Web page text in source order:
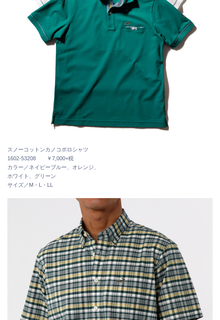
スノーコットンカノコポロシャツ
1602-53208 ￥7,000+税
カラー／ネイビーブルー、オレンジ、
ホワイト、グリーン
サイズ／M・L・LL